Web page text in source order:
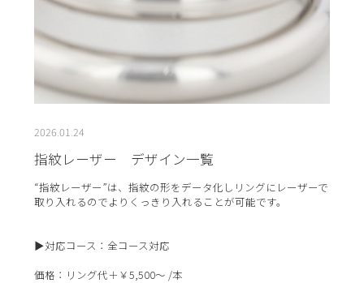
2026.01.24
指紋レーザー デザイン一覧
“指紋レーザー”は、指紋の形をデータ化しリングにレーザーで
取り入れるのでよりくっきり入れることが可能です。
▶対応コース：全コース対応
価格：リング代＋￥5,500～ /本